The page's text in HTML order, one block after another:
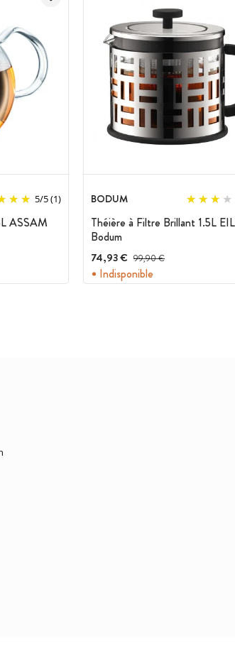
5/5(1)
ASSAM
BODUM
Théière à Filtre Brillant 1.5L
Bodum
74,93 € Prix avant réduction :
99,90 €
Indisponible